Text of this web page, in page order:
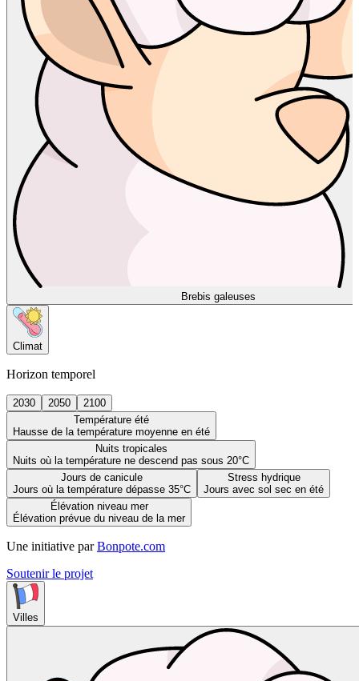
Brebis galeuses
Climat
Horizon temporel
2030 2050
2100
Température été
Hausse de la température moyenne en été
Nuits tropicales
Nuits où la température ne descend pas sous 20°C
Jours de canicule
Jours où la température dépasse 35°C
Stress hydrique
Jours avec sol sec en été
Élévation niveau mer
Élévation prévue du niveau de la mer
Une initiative par Bonpote.com
Soutenir le projet
Villes